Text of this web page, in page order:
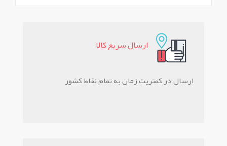
ارسال سريع کالا
ارسال در کمتریت زمان به تمام نقاط کشور